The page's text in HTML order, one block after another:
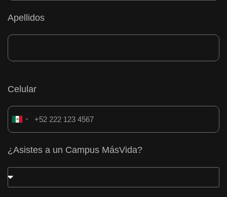
Apellidos
Celular
Mexico
¿Asistes a un Campus MásVida?